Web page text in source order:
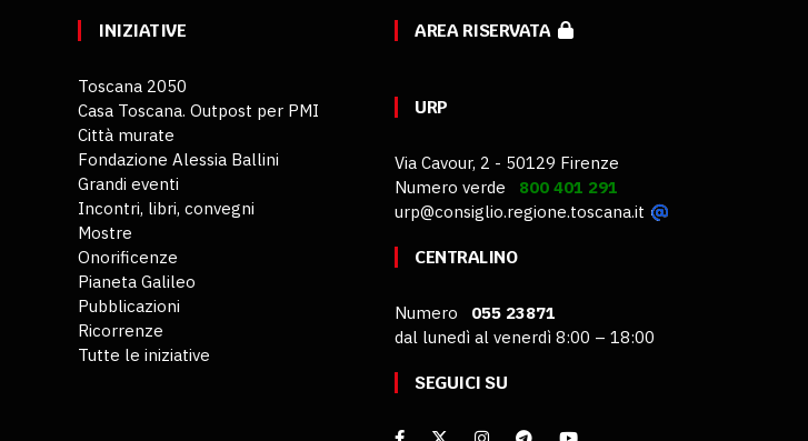
INIZIATIVE
Toscana 2050
Casa Toscana. Outpost per PMI
Città murate
Fondazione Alessia Ballini
Grandi eventi
Incontri, libri, convegni
Mostre
Onorificenze
Pianeta Galileo
Pubblicazioni
Ricorrenze
Tutte le iniziative
AREA RISERVATA
URP
Via Cavour, 2 - 50129 Firenze
Numero verde 800 401 291
urp@consiglio.regione.toscana.it
CENTRALINO
Numero 055 23871
dal lunedì al venerdì 8:00 – 18:00
SEGUICI SU